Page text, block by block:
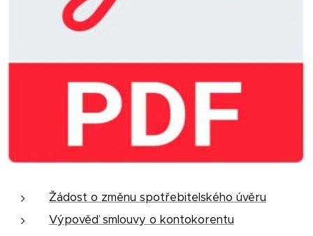
Žádost o změnu spotřebitelského úvěru
Výpověď smlouvy o kontokorentu